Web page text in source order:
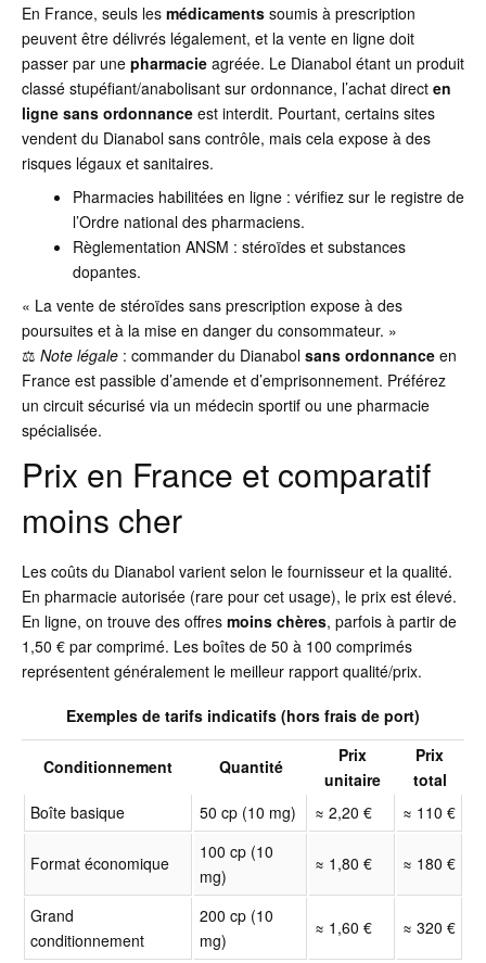
En France, seuls les médicaments soumis à prescription
peuvent être délivrés légalement, et la vente en ligne doit
passer par une pharmacie agréée. Le Dianabol étant un produit
classé stupéfiant/anabolisant sur ordonnance, l’achat direct en
ligne sans ordonnance est interdit. Pourtant, certains sites
vendent du Dianabol sans contrôle, mais cela expose à des
risques légaux et sanitaires.
Pharmacies habilitées en ligne : vérifiez sur le registre de
l’Ordre national des pharmaciens.
Règlementation ANSM : stéroïdes et substances
dopantes.
« La vente de stéroïdes sans prescription expose à des
poursuites et à la mise en danger du consommateur. »
⚖️ Note légale : commander du Dianabol sans ordonnance en
France est passible d’amende et d’emprisonnement. Préférez
un circuit sécurisé via un médecin sportif ou une pharmacie
spécialisée.
Prix en France et comparatif
moins cher
Les coûts du Dianabol varient selon le fournisseur et la qualité.
En pharmacie autorisée (rare pour cet usage), le prix est élevé.
En ligne, on trouve des offres moins chères, parfois à partir de
1,50 € par comprimé. Les boîtes de 50 à 100 comprimés
représentent généralement le meilleur rapport qualité/prix.
Exemples de tarifs indicatifs (hors frais de port)
Conditionnement Quantité
Prix
unitaire
Prix
total
Boîte basique
50 cp (10 mg) ≈ 2,20 € ≈ 110 €
Format économique
100 cp (10
mg)
≈ 1,80 € ≈ 180 €
Grand
conditionnement
200 cp (10
mg)
≈ 1,60 € ≈ 320 €